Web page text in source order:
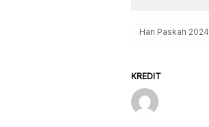
Hari Paskah 2024
KREDIT